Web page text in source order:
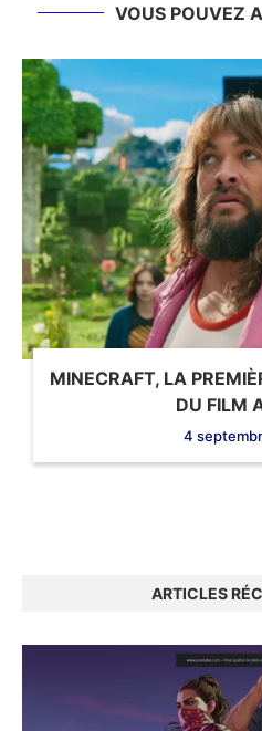
VOUS POUVEZ
MINECRAFT, LA
DU FILM
4
ARTICLES